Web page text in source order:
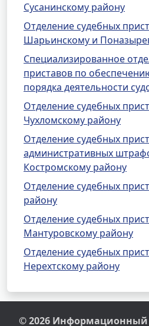
Сусанинскому району
Отделение судебных
Шарьинскому и
Специализированное
приставов по
порядка деятельности
Отделение судебных
Чухломскому району
Отделение судебных
административных
Костромскому району
Отделение судебных
району
Отделение судебных
Мантуровскому району
Отделение судебных
Нерехтскому району
© 2026 Информационный